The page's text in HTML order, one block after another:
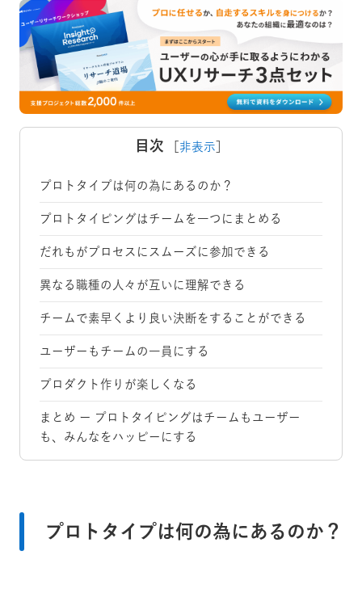
目次 非表示
プロトタイプは何の為にあるのか？
プロトタイピングはチームを一つにまとめる
だれもがプロセスにスムーズに参加できる
異なる職種の人々が互いに理解できる
チームで素早くより良い決断をすることができる
ユーザーもチームの一員にする
プロダクト作りが楽しくなる
まとめ ー プロトタイピングはチームもユーザー
も、みんなをハッピーにする
プロトタイプは何の為にあるのか？